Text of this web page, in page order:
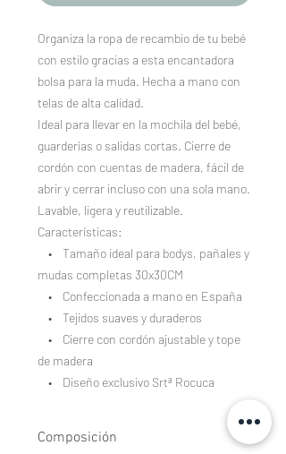
Organiza la ropa de recambio de tu bebé
con estilo gracias a esta encantadora
bolsa para la muda. Hecha a mano con
telas de alta calidad.
Ideal para llevar en la mochila del bebé,
guarderías o salidas cortas. Cierre de
cordón con cuentas de madera, fácil de
abrir y cerrar incluso con una sola mano.
Lavable, ligera y reutilizable.
Características:
• Tamaño ideal para bodys, pañales y
mudas completas 30x30CM
• Confeccionada a mano en España
• Tejidos suaves y duraderos
• Cierre con cordón ajustable y tope
de madera
• Diseño exclusivo Srtª Rocuca
Composición